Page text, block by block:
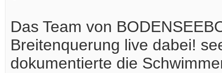
Das Team von
Breitenquerung live dabei!
dokumentierte die